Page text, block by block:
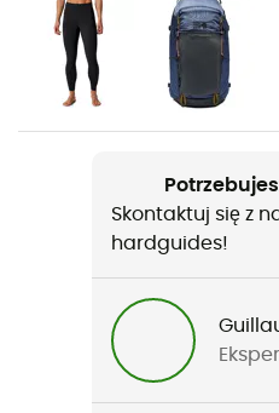
użytek
Rodzaj
Kobiety
Nazwa produktu
Ghost Whisperer/2 Hoody
Elastyczne mankiety /
Skontaktuj się z
hardguides!